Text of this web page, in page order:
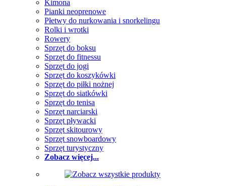
Kimona
Pianki neoprenowe
Płetwy do nurkowania i snorkelingu
Rolki i wrotki
Rowery
Sprzęt do boksu
Sprzęt do fitnessu
Sprzęt do jogi
Sprzęt do koszykówki
Sprzęt do piłki nożnej
Sprzęt do siatkówki
Sprzęt do tenisa
Sprzęt narciarski
Sprzęt pływacki
Sprzęt skitourowy
Sprzęt snowboardowy
Sprzęt turystyczny
Zobacz więcej...